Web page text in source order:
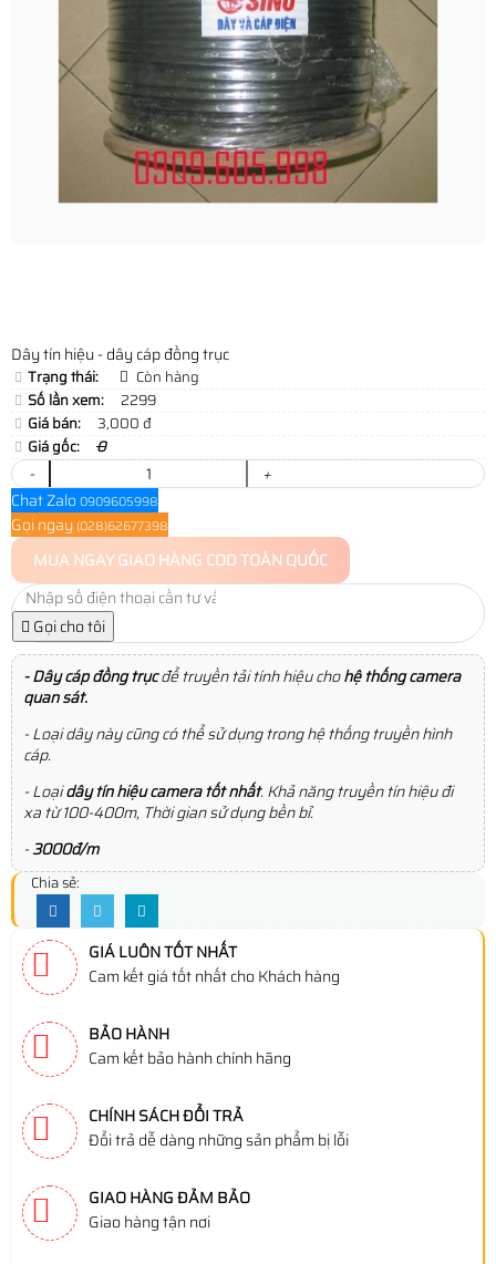
Dây tín hiệu - dây cáp đồng trục
Trạng thái:
Còn hàng
Số lần xem:
2299
Giá bán:
3,000 đ
Giá gốc:
0
-
+
Chat Zalo 0909605998
Gọi ngay (028)62677398
MUA NGAYGIAO HÀNG COD TOÀN QUỐC
Gọi cho tôi
- Dây cáp đồng trụcđể truyền tải tính hiệu chohệ thống camera
quan sát.
- Loại dây này cũng có thể sử dụng trong hệ thống truyền hình
cáp.
- Loạidây tín hiệu camera tốt nhất. Khả năng truyền tín hiệu đi
xa từ 100-400m, Thời gian sử dụng bền bỉ.
-3000đ/m
Chia sẻ:
GIÁ LUÔN TỐT NHẤT
Cam kết giá tốt nhất cho Khách hàng
BẢO HÀNH
Cam kết bảo hành chính hãng
CHÍNH SÁCH ĐỔI TRẢ
Đổi trả dễ dàng những sản phẩm bị lỗi
GIAO HÀNG ĐẢM BẢO
Giao hàng tận nơi